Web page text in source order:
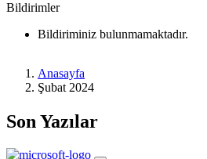
Bildirimler
Bildiriminiz bulunmamaktadır.
Anasayfa
Şubat 2024
Son Yazılar